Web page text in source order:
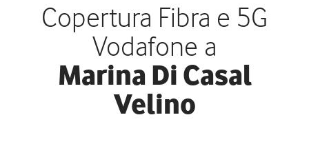
Copertura Fibra e 5G
Vodafone a
Marina Di Casal
Velino